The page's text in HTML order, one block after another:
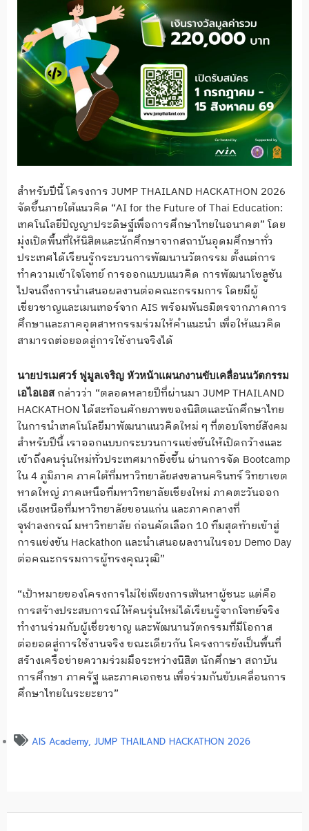
สำหรับปีนี้ โครงการ JUMP THAILAND HACKATHON 2026
จัดขึ้นภายใต้แนวคิด “AI for the Future of Thai Education:
เทคโนโลยีปัญญาประดิษฐ์เพื่อการศึกษาไทยในอนาคต” โดย
มุ่งเปิดพื้นที่ให้นิสิตและนักศึกษาจากสถาบันอุดมศึกษาทั่ว
ประเทศได้เรียนรู้กระบวนการพัฒนานวัตกรรม ตั้งแต่การ
ทำความเข้าใจโจทย์ การออกแบบแนวคิด การพัฒนาโซลูชัน
ไปจนถึงการนำเสนอผลงานต่อคณะกรรมการ โดยมีผู้
เชี่ยวชาญและเมนเทอร์จาก AIS พร้อมพันธมิตรจากภาคการ
ศึกษาและภาคอุตสาหกรรมร่วมให้คำแนะนำ เพื่อให้แนวคิด
สามารถต่อยอดสู่การใช้งานจริงได้
นายปรเมศวร์ ฟูมูลเจริญ หัวหน้าแผนกงานขับเคลื่อนนวัตกรรม
เอไอเอส กล่าวว่า “ตลอดหลายปีที่ผ่านมา JUMP THAILAND
HACKATHON ได้สะท้อนศักยภาพของนิสิตและนักศึกษาไทย
ในการนำเทคโนโลยีมาพัฒนาแนวคิดใหม่ ๆ ที่ตอบโจทย์สังคม
สำหรับปีนี้ เราออกแบบกระบวนการแข่งขันให้เปิดกว้างและ
เข้าถึงคนรุ่นใหม่ทั่วประเทศมากยิ่งขึ้น ผ่านการจัด Bootcamp
ใน 4 ภูมิภาค ภาคใต้ที่มหาวิทยาลัยสงขลานครินทร์ วิทยาเขต
หาดใหญ่ ภาคเหนือที่มหาวิทยาลัยเชียงใหม่ ภาคตะวันออก
เฉียงเหนือที่มหาวิทยาลัยขอนแก่น และภาคกลางที่
จุฬาลงกรณ์ มหาวิทยาลัย ก่อนคัดเลือก 10 ทีมสุดท้ายเข้าสู่
การแข่งขัน Hackathon และนำเสนอผลงานในรอบ Demo Day
ต่อคณะกรรมการผู้ทรงคุณวุฒิ”
“เป้าหมายของโครงการไม่ใช่เพียงการเฟ้นหาผู้ชนะ แต่คือ
การสร้างประสบการณ์ให้คนรุ่นใหม่ได้เรียนรู้จากโจทย์จริง
ทำงานร่วมกับผู้เชี่ยวชาญ และพัฒนานวัตกรรมที่มีโอกาส
ต่อยอดสู่การใช้งานจริง ขณะเดียวกัน โครงการยังเป็นพื้นที่
สร้างเครือข่ายความร่วมมือระหว่างนิสิต นักศึกษา สถาบัน
การศึกษา ภาครัฐ และภาคเอกชน เพื่อร่วมกันขับเคลื่อนการ
ศึกษาไทยในระยะยาว”
AIS Academy, JUMP THAILAND HACKATHON 2026